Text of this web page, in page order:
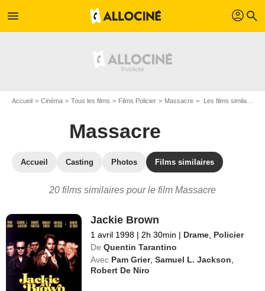
menu profil search
Accueil Cinéma Tous les films Films Policier Massacre Les films similaires à "Massacre"
Massacre
Accueil Casting Photos Films similaires
20 films similaires pour le film Massacre
Jackie Brown
1 avril 1998 | 2h 30min | Drame Policier
De Quentin Tarantino
Avec Pam Grier,Samuel L. Jackson
Robert De Niro